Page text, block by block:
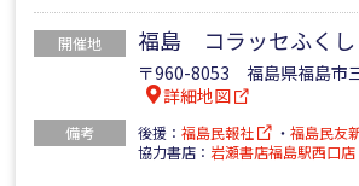
開催地 福島 コラッセふくし
〒960-8053 福島県福島市
詳細地図
備考 後援：福島民報社 ・福島民友
協力書店： 岩瀬書店福島駅西口店